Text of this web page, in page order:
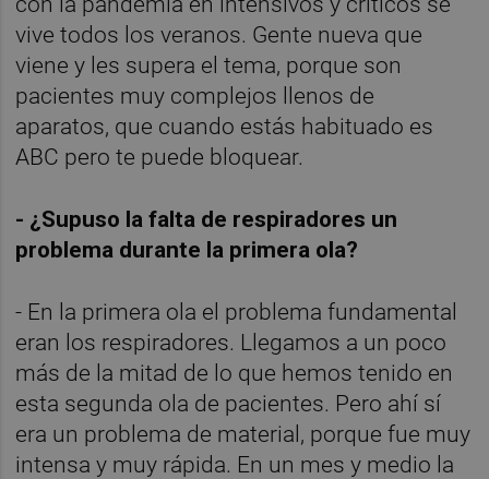
vive todos los veranos. Gente nueva que
viene y les supera el tema, porque son
pacientes muy complejos llenos de
aparatos, que cuando estás habituado es
ABC pero te puede bloquear.
- ¿Supuso la falta de respiradores un
problema durante la primera ola?
- En la primera ola el problema fundamental
eran los respiradores. Llegamos a un poco
más de la mitad de lo que hemos tenido en
esta segunda ola de pacientes. Pero ahí sí
era un problema de material, porque fue muy
intensa y muy rápida. En un mes y medio la